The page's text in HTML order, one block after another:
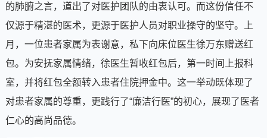
的肺腑之言，道出了对医护团队的由衷认可。而这份信任不
仅源于精湛的医术，更源于医护人员对职业操守的坚守。上
月，一位患者家属为表谢意，私下向床位医生徐万东赠送红
包。为安抚家属情绪，徐医生暂收红包后，第一时间上报科
室，并将红包全额转入患者住院押金中。这一举动既体现了
对患者家属的尊重，更践行了“廉洁行医”的初心，展现了医者
仁心的高尚品德。